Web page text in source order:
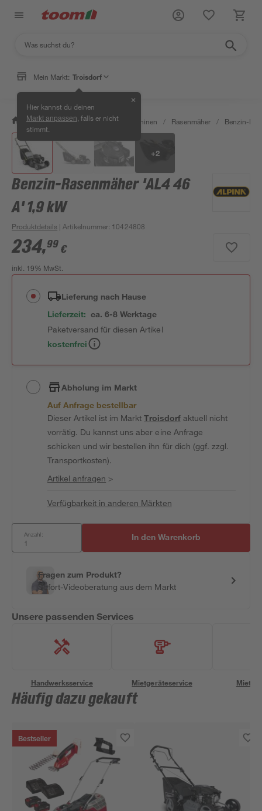
Mein Markt: Troisdorf
Hier kannst du deinen
Markt anpassen , falls er nicht
stimmt.
✕
/ Garten & Freizeit / Gartenmaschinen / Rasenmäher / Benzin-
+2
Benzin-Rasenmäher 'AL4 46
A' 1,9 kW
Produktdetails | Artikelnummer: 10424808
234,99 €
inkl. 19% MwSt.
Lieferung nach Hause
Lieferzeit: ca. 6-8 Werktage
Paketversand für diesen Artikel
kostenfrei
Abholung im Markt
Auf Anfrage bestellbar
Dieser Artikel ist im MarktTroisdorfaktuell nicht
vorrätig. Du kannst uns aber eine Anfrage
schicken und wir bestellen ihn für dich (ggf. zzgl.
Transportkosten).
Artikel anfragen >
Verfügbarkeit in anderen Märkten
Anzahl: In den Warenkorb
Fragen zum Produkt?
Sofort-Videoberatung aus dem Markt
Unsere passenden Services
Handwerksservice Mietgeräteservice
Häufig dazu gekauft
Bestseller